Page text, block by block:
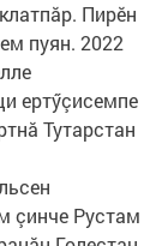
Пирӗн
пуян. 2022
ертӳçисемпе
Тутарстан
çинче Рустам